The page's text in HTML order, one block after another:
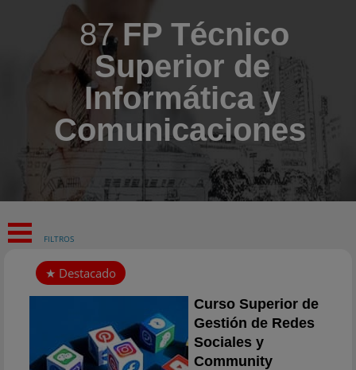
87 FP Técnico
Superior de
Informática y
Comunicaciones
FILTROS
Curso Superior de
Gestión de Redes
Sociales y
Community